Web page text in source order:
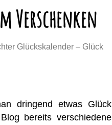
Verschenken
Glückskalender – Glück
dringend etwas Glück
bereits verschiedene